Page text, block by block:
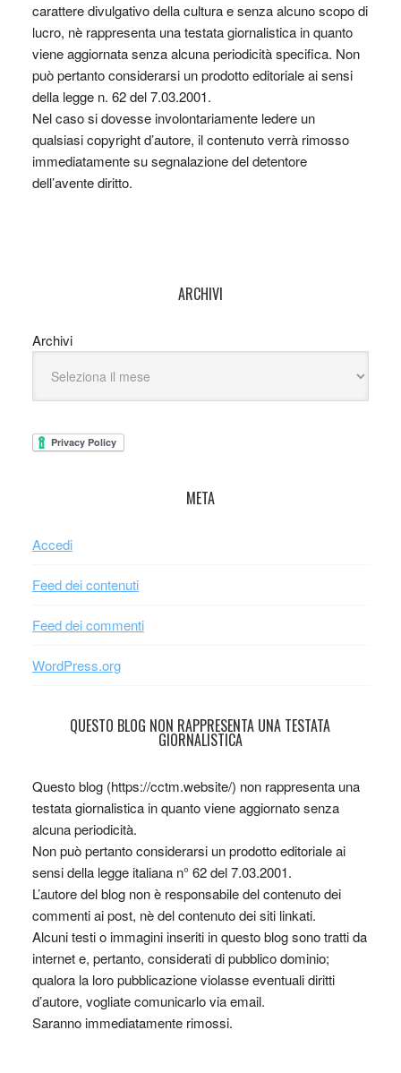
carattere divulgativo della cultura e senza alcuno scopo di
lucro, nè rappresenta una testata giornalistica in quanto
viene aggiornata senza alcuna periodicità specifica. Non
può pertanto considerarsi un prodotto editoriale ai sensi
della legge n. 62 del 7.03.2001.
Nel caso si dovesse involontariamente ledere un
qualsiasi copyright d’autore, il contenuto verrà rimosso
immediatamente su segnalazione del detentore
dell’avente diritto.
ARCHIVI
Archivi
META
Accedi
Feed dei contenuti
Feed dei commenti
WordPress.org
QUESTO BLOG NON RAPPRESENTA UNA TESTATA
GIORNALISTICA
Questo blog (https://cctm.website/) non rappresenta una
testata giornalistica in quanto viene aggiornato senza
alcuna periodicità.
Non può pertanto considerarsi un prodotto editoriale ai
sensi della legge italiana n° 62 del 7.03.2001.
L’autore del blog non è responsabile del contenuto dei
commenti ai post, nè del contenuto dei siti linkati.
Alcuni testi o immagini inseriti in questo blog sono tratti da
internet e, pertanto, considerati di pubblico dominio;
qualora la loro pubblicazione violasse eventuali diritti
d’autore, vogliate comunicarlo via email.
Saranno immediatamente rimossi.